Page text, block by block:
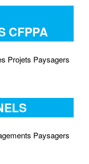
CFPPA
Projets Paysagers
Paysagers